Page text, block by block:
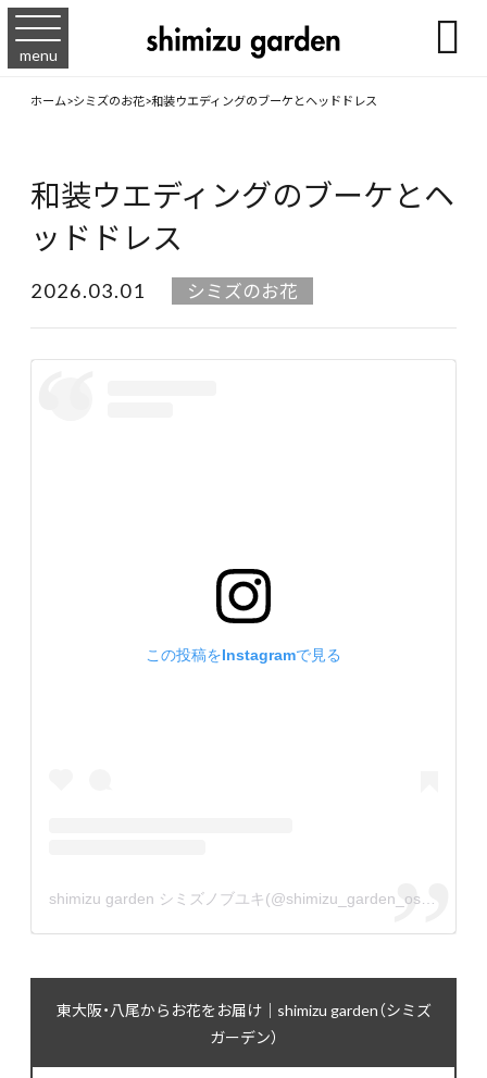
menu 
ホーム>シミズのお花>和装ウエディングのブーケとヘッドドレス
和装ウエディングのブーケとヘ
ッドドレス
2026.03.01 シミズのお花
この投稿をInstagramで見る
東大阪・八尾からお花をお届け｜shimizu garden（シミズ
ガーデン）